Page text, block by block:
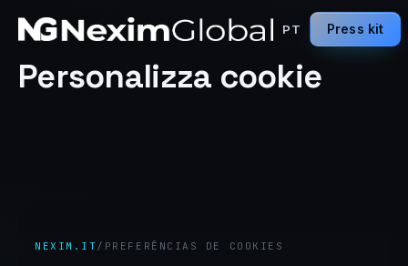
PT Press kit
Personalizza cookie
NEXIM.IT / PREFERÊNCIAS DE COOKIES